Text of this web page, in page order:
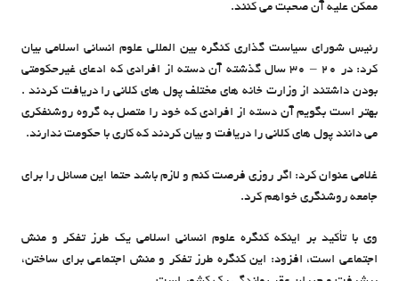
ممکن علیه آن صحبت می کنند.
رئیس شورای سیاست گذاری کنگره بین المللی علوم انسانی اسلامی بیان
کرد: در 20 – 30 سال گذشته آن دسته از افرادی که ادعای غیرحکومتی
بودن داشتند از وزارت خانه های مختلف پول های کلانی را دریافت کردند .
بهتر است بگویم آن دسته از افرادی که خود را متصل به گروه روشنفکری
می دانند پول های کلانی را دریافت و بیان کردند که کاری با حکومت ندارند.
غلامی عنوان کرد: اگر روزی فرصت کنم و لازم باشد حتما این مسائل را برای
جامعه روشنگری خواهم کرد.
وی با تأکید بر اینکه کنگره علوم انسانی اسلامی یک طرز تفکر و منش
اجتماعی است، افزود: این کنگره طرز تفکر و منش اجتماعی برای ساختن،